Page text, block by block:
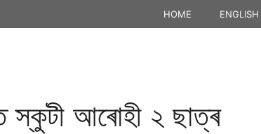
HOME ENGLISH
স্কুটী আৰােহী ২ ছাত্ৰ